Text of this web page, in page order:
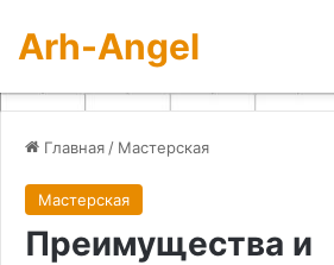
Arh-Angel
Главная / Мастерская
Мастерская
Преимущества и